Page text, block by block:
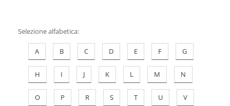
Selezione alfabetica:
A B C D E F G
H I J K L M N
O P R S T U V